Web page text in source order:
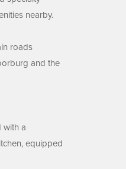
nearby.
roads
and the
with a
equipped